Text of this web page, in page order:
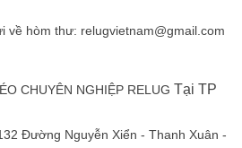
về hòm thư: relugvietnam@gmail.com
CHUYÊN NGHIỆP RELUG Tại TP
Đường Nguyễn Xiển - Thanh Xuân -